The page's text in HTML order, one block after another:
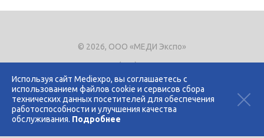
Используя сайт Mediexpo, вы соглашаетесь с
использованием файлов cookie и сервисов сбора
технических данных посетителей для обеспечения
работоспособности и улучшения качества
обслуживания. Подробнее
© 2026, ООО «МЕДИ Экспо»
Тел.+7 (495) 721-8866
E-mail:expo@mediexpo.ru
Контакты
Политика использования cookies
Политика конфиденциальности